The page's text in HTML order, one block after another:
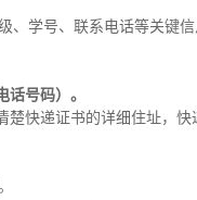
、学号、联系电话等关键
号码）。
快递证书的详细住址，快